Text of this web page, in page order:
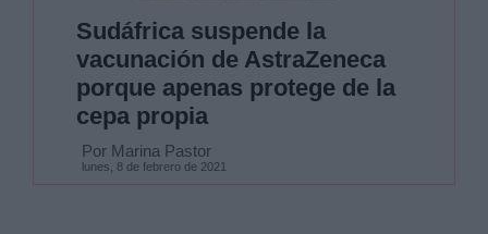
Sudáfrica suspende la
vacunación de AstraZeneca
porque apenas protege de la
cepa propia
Por Marina Pastor
lunes, 8 de febrero de 2021